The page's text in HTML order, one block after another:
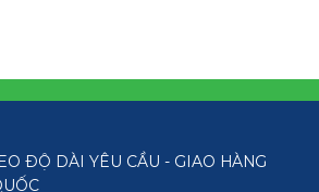
ĐỘ DÀI YÊU CẦU - GIAO HÀNG